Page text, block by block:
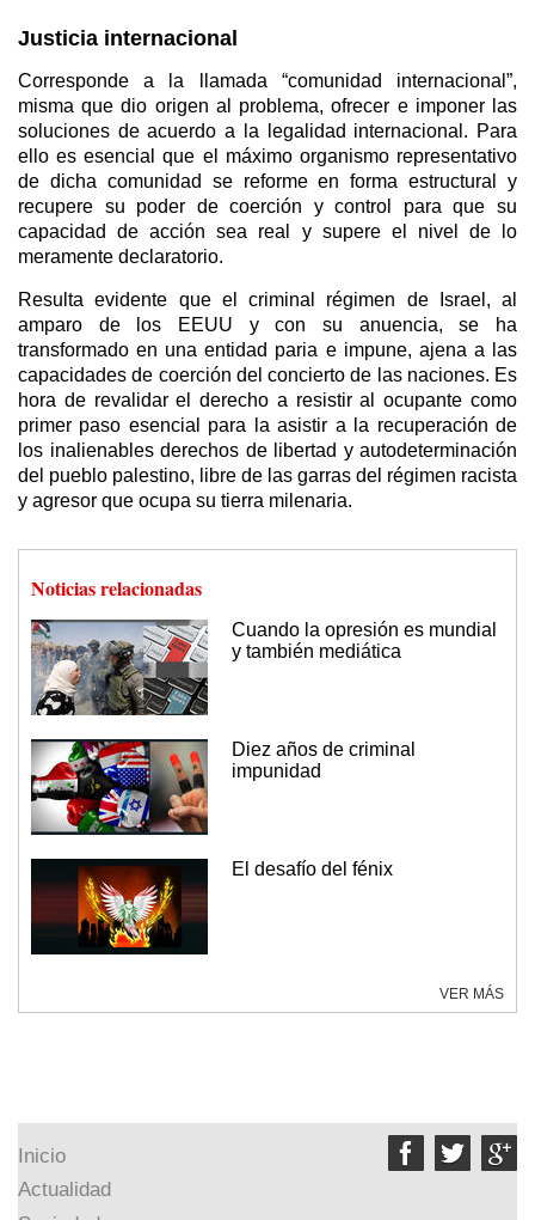
Justicia internacional
Corresponde a la llamada “comunidad internacional”,
misma que dio origen al problema, ofrecer e imponer las
soluciones de acuerdo a la legalidad internacional. Para
ello es esencial que el máximo organismo representativo
de dicha comunidad se reforme en forma estructural y
recupere su poder de coerción y control para que su
capacidad de acción sea real y supere el nivel de lo
meramente declaratorio.
Resulta evidente que el criminal régimen de Israel, al
amparo de los EEUU y con su anuencia, se ha
transformado en una entidad paria e impune, ajena a las
capacidades de coerción del concierto de las naciones. Es
hora de revalidar el derecho a resistir al ocupante como
primer paso esencial para la asistir a la recuperación de
los inalienables derechos de libertad y autodeterminación
del pueblo palestino, libre de las garras del régimen racista
y agresor que ocupa su tierra milenaria.
Noticias relacionadas
Cuando la opresión es mundial
y también mediática
Diez años de criminal
impunidad
El desafío del fénix
VER MÁS
  
Inicio
Actualidad